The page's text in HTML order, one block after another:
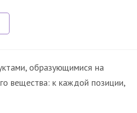
образующимися на
вещества: к каждой позиции,